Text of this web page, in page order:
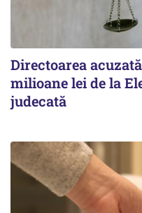
Directoarea
milioane lei de la
judecată